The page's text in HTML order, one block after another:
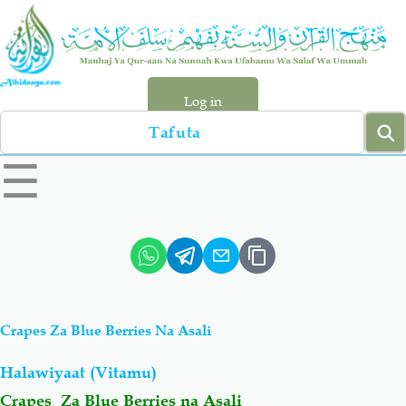
Skip
main
content
Log in
Search
left
sidebar
☰
Hadiyth
Aqiydah
Shirki & Kufru Bid-'ah (Uzushi)
Crapes Za Blue Berries Na Asali
Halawiyaat (Vitamu)
Crapes Za Blue Berries na Asali